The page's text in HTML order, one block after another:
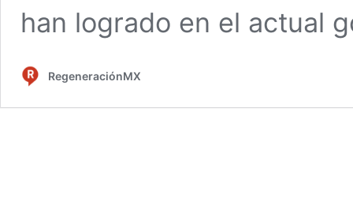
han logrado en el actual
RegeneraciónMX